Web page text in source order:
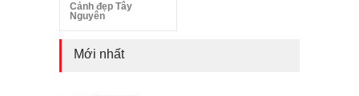
Cảnh đẹp Tây
Nguyên
Mới nhất